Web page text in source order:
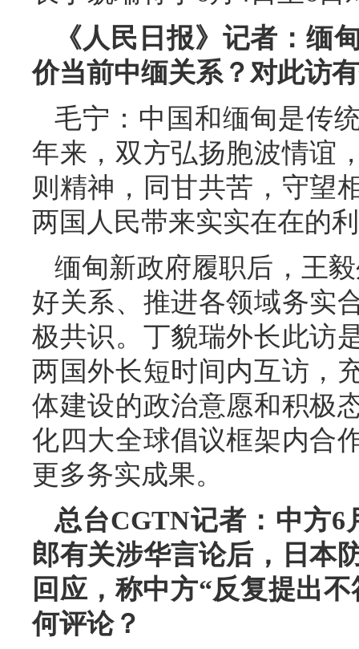
《人民日报》记者：缅
价当前中缅关系？对此访
毛宁：中国和缅甸是传
年来，双方弘扬胞波情谊
则精神，同甘共苦，守望
两国人民带来实实在在的
缅甸新政府履职后，王
好关系、推进各领域务实
极共识。丁貌瑞外长此访
两国外长短时间内互访，
体建设的政治意愿和积极
化四大全球倡议框架内合
更多务实成果。
总台CGTN记者：中方6
郎有关涉华言论后，日本
回应，称中方“反复提出
何评论？